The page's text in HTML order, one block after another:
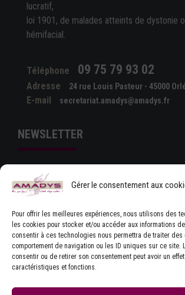
Gérer le consentement aux
Pour offrir les meilleures expériences, nous utilisons des
les cookies pour stocker et/ou accéder aux informations
consentir à ces technologies nous permettra de traiter
comportement de navigation ou les ID uniques sur ce site.
consentir ou de retirer son consentement peut avoir un
caractéristiques et fonctions.
lucratif,
loi 1901, de malades atteints de dystonie
hémifacial.
Téléphone 09 75 79 93 02
Adresse 24 rue Louis Pasteur - 45000
E-mail secretariat.amadys@amadys.fr
NEWSLETTER
J'ACCEPTE LES CONDITIONS GÉNÉRALES
D'UTILISATION